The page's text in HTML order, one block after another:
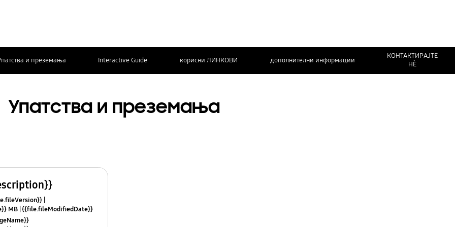
и преземања Interactive Guide корисни ЛИНКОВИ дополнителни информации
КОНТАКТИРАЈТЕ
НЀ
Упатства и преземања
MB {{file.fileModifiedDate}}